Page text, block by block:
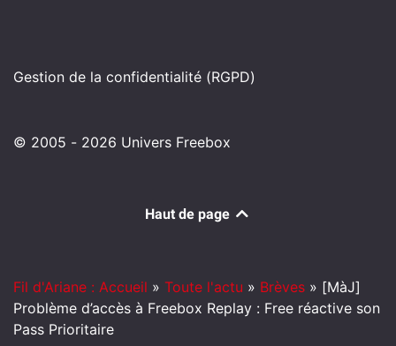
Gestion de la confidentialité (RGPD)
© 2005 - 2026 Univers Freebox
Haut de page
Fil d'Ariane : Accueil » Toute l'actu » Brèves » [MàJ]
Problème d’accès à Freebox Replay : Free réactive son
Pass Prioritaire